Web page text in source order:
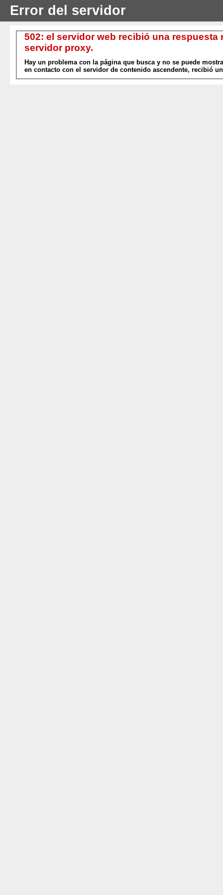
Error del servidor
502: el servidor web recibió una
servidor proxy.
Hay un problema con la página que busca y no se puede
en contacto con el servidor de contenido ascendente, recibió